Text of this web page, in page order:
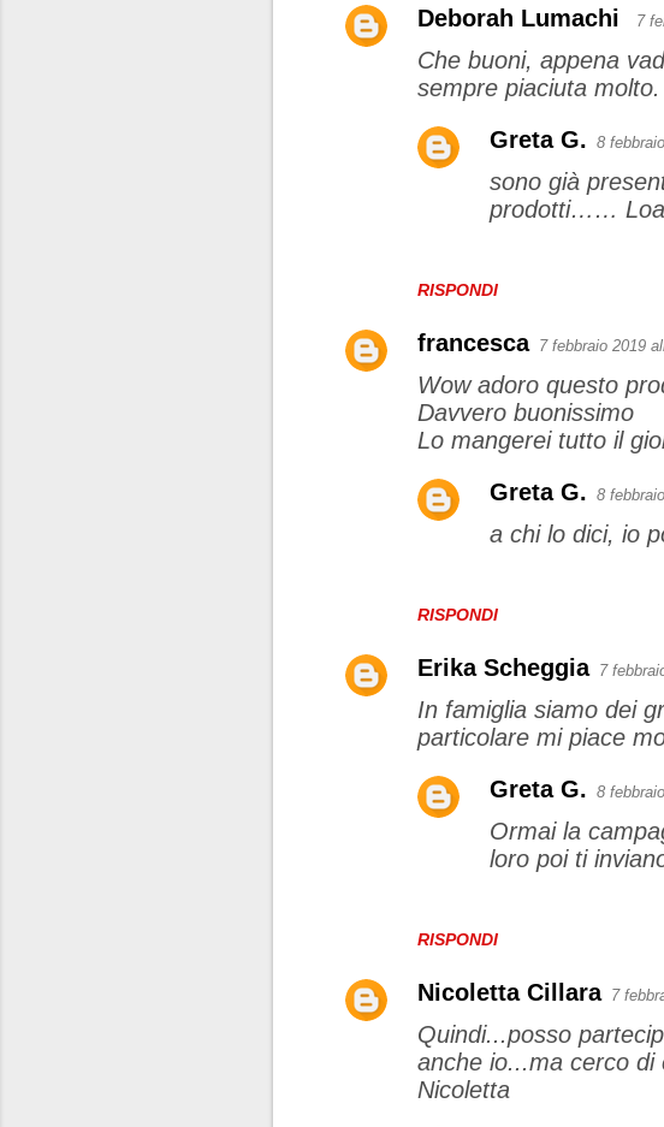
C
Deborah Lumachi 7
Che buoni, appena
sempre piaciuta molto.
RISPONDI
Greta G. 8
sono già
prodotti……
francesca 7 febbraio 2019
Wow adoro questo
Davvero buonissimo
Lo mangerei tutto il
RISPONDI
Greta G. 8
a chi lo dici, io
Erika Scheggia 7
In famiglia siamo dei
particolare mi piace
RISPONDI
Greta G. 8
Ormai la
loro poi ti
Nicoletta Cillara 7
Quindi...posso
anche io...ma cerco di
Nicoletta